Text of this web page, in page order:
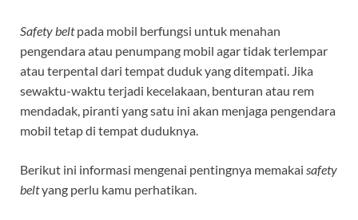
Safety beltpada mobil berfungsi untuk menahan
pengendara atau penumpang mobil agar tidak terlempar
atau terpental dari tempat duduk yang ditempati. Jika
sewaktu-waktu terjadi kecelakaan, benturan atau rem
mendadak, piranti yang satu ini akan menjaga pengendara
mobil tetap di tempat duduknya.
Berikut ini informasi mengenai pentingnya memakai safety
beltyang perlu kamu perhatikan.